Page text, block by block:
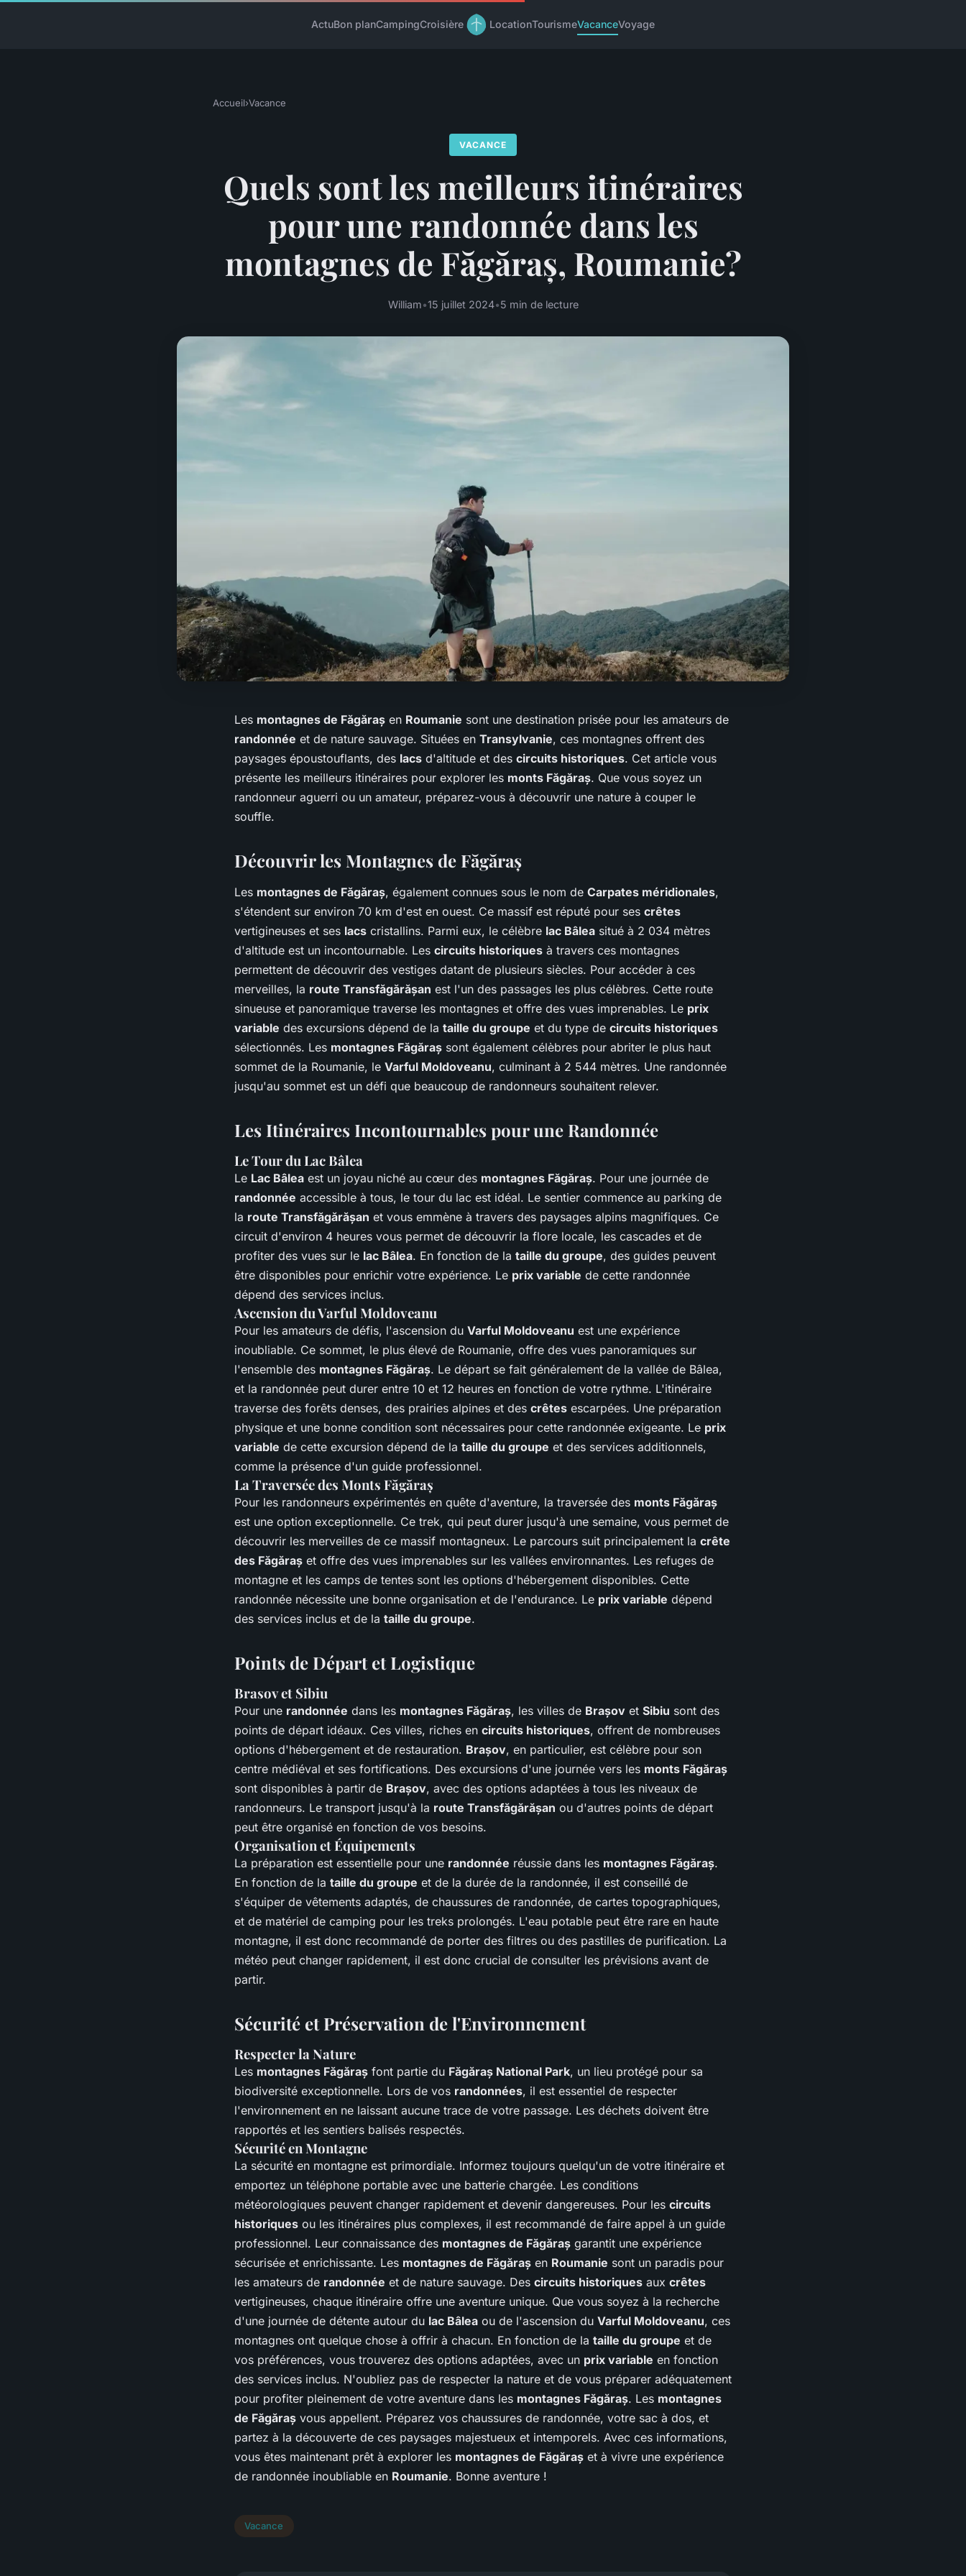
ActuBon planCampingCroisière LocationTourismeVacanceVoyage
Accueil›Vacance
VACANCE
Quels sont les meilleurs itinéraires
pour une randonnée dans les
montagnes de Făgăraș, Roumanie?
William•15 juillet 2024•5 min de lecture
Les montagnes de Făgăraș en Roumanie sont une destination prisée pour les amateurs de
randonnée et de nature sauvage. Situées en Transylvanie, ces montagnes offrent des
paysages époustouflants, des lacs d'altitude et des circuits historiques. Cet article vous
présente les meilleurs itinéraires pour explorer les monts Făgăraș. Que vous soyez un
randonneur aguerri ou un amateur, préparez-vous à découvrir une nature à couper le
souffle.
Découvrir les Montagnes de Făgăraș
Les montagnes de Făgăraș, également connues sous le nom de Carpates méridionales,
s'étendent sur environ 70 km d'est en ouest. Ce massif est réputé pour ses crêtes
vertigineuses et ses lacs cristallins. Parmi eux, le célèbre lac Bâlea situé à 2 034 mètres
d'altitude est un incontournable. Les circuits historiques à travers ces montagnes
permettent de découvrir des vestiges datant de plusieurs siècles. Pour accéder à ces
merveilles, la route Transfăgărășan est l'un des passages les plus célèbres. Cette route
sinueuse et panoramique traverse les montagnes et offre des vues imprenables. Le prix
variable des excursions dépend de la taille du groupe et du type de circuits historiques
sélectionnés. Les montagnes Făgăraș sont également célèbres pour abriter le plus haut
sommet de la Roumanie, le Varful Moldoveanu, culminant à 2 544 mètres. Une randonnée
jusqu'au sommet est un défi que beaucoup de randonneurs souhaitent relever.
Les Itinéraires Incontournables pour une Randonnée
Le Tour du Lac Bâlea
Le Lac Bâlea est un joyau niché au cœur des montagnes Făgăraș. Pour une journée de
randonnée accessible à tous, le tour du lac est idéal. Le sentier commence au parking de
la route Transfăgărășan et vous emmène à travers des paysages alpins magnifiques. Ce
circuit d'environ 4 heures vous permet de découvrir la flore locale, les cascades et de
profiter des vues sur le lac Bâlea. En fonction de la taille du groupe, des guides peuvent
être disponibles pour enrichir votre expérience. Le prix variable de cette randonnée
dépend des services inclus.
Ascension du Varful Moldoveanu
Pour les amateurs de défis, l'ascension du Varful Moldoveanu est une expérience
inoubliable. Ce sommet, le plus élevé de Roumanie, offre des vues panoramiques sur
l'ensemble des montagnes Făgăraș. Le départ se fait généralement de la vallée de Bâlea,
et la randonnée peut durer entre 10 et 12 heures en fonction de votre rythme. L'itinéraire
traverse des forêts denses, des prairies alpines et des crêtes escarpées. Une préparation
physique et une bonne condition sont nécessaires pour cette randonnée exigeante. Le prix
variable de cette excursion dépend de la taille du groupe et des services additionnels,
comme la présence d'un guide professionnel.
La Traversée des Monts Făgăraș
Pour les randonneurs expérimentés en quête d'aventure, la traversée des monts Făgăraș
est une option exceptionnelle. Ce trek, qui peut durer jusqu'à une semaine, vous permet de
découvrir les merveilles de ce massif montagneux. Le parcours suit principalement la crête
des Făgăraș et offre des vues imprenables sur les vallées environnantes. Les refuges de
montagne et les camps de tentes sont les options d'hébergement disponibles. Cette
randonnée nécessite une bonne organisation et de l'endurance. Le prix variable dépend
des services inclus et de la taille du groupe.
Points de Départ et Logistique
Brasov et Sibiu
Pour une randonnée dans les montagnes Făgăraș, les villes de Brașov et Sibiu sont des
points de départ idéaux. Ces villes, riches en circuits historiques, offrent de nombreuses
options d'hébergement et de restauration. Brașov, en particulier, est célèbre pour son
centre médiéval et ses fortifications. Des excursions d'une journée vers les monts Făgăraș
sont disponibles à partir de Brașov, avec des options adaptées à tous les niveaux de
randonneurs. Le transport jusqu'à la route Transfăgărășan ou d'autres points de départ
peut être organisé en fonction de vos besoins.
Organisation et Équipements
La préparation est essentielle pour une randonnée réussie dans les montagnes Făgăraș.
En fonction de la taille du groupe et de la durée de la randonnée, il est conseillé de
s'équiper de vêtements adaptés, de chaussures de randonnée, de cartes topographiques,
et de matériel de camping pour les treks prolongés. L'eau potable peut être rare en haute
montagne, il est donc recommandé de porter des filtres ou des pastilles de purification. La
météo peut changer rapidement, il est donc crucial de consulter les prévisions avant de
partir.
Sécurité et Préservation de l'Environnement
Respecter la Nature
Les montagnes Făgăraș font partie du Făgăraș National Park, un lieu protégé pour sa
biodiversité exceptionnelle. Lors de vos randonnées, il est essentiel de respecter
l'environnement en ne laissant aucune trace de votre passage. Les déchets doivent être
rapportés et les sentiers balisés respectés.
Sécurité en Montagne
La sécurité en montagne est primordiale. Informez toujours quelqu'un de votre itinéraire et
emportez un téléphone portable avec une batterie chargée. Les conditions
météorologiques peuvent changer rapidement et devenir dangereuses. Pour les circuits
historiques ou les itinéraires plus complexes, il est recommandé de faire appel à un guide
professionnel. Leur connaissance des montagnes de Făgăraș garantit une expérience
sécurisée et enrichissante. Les montagnes de Făgăraș en Roumanie sont un paradis pour
les amateurs de randonnée et de nature sauvage. Des circuits historiques aux crêtes
vertigineuses, chaque itinéraire offre une aventure unique. Que vous soyez à la recherche
d'une journée de détente autour du lac Bâlea ou de l'ascension du Varful Moldoveanu, ces
montagnes ont quelque chose à offrir à chacun. En fonction de la taille du groupe et de
vos préférences, vous trouverez des options adaptées, avec un prix variable en fonction
des services inclus. N'oubliez pas de respecter la nature et de vous préparer adéquatement
pour profiter pleinement de votre aventure dans les montagnes Făgăraș. Les montagnes
de Făgăraș vous appellent. Préparez vos chaussures de randonnée, votre sac à dos, et
partez à la découverte de ces paysages majestueux et intemporels. Avec ces informations,
vous êtes maintenant prêt à explorer les montagnes de Făgăraș et à vivre une expérience
de randonnée inoubliable en Roumanie. Bonne aventure !
Vacance